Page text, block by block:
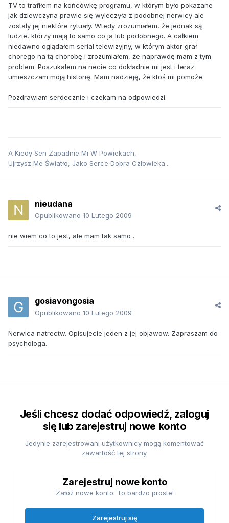
TV to trafiłem na końcówkę programu, w którym było pokazane
jak dziewczyna prawie się wyleczyła z podobnej nerwicy ale
zostały jej niektóre rytuały. Wtedy zrozumiałem, że jednak są
ludzie, którzy mają to samo co ja lub podobnego. A całkiem
niedawno oglądałem serial telewizyjny, w którym aktor grał
chorego na tą chorobę i zrozumiałem, że naprawdę mam z tym
problem. Poszukałem na necie co dokładnie mi jest i teraz
umieszczam moją historię. Mam nadzieję, że ktoś mi pomoże.
Pozdrawiam serdecznie i czekam na odpowiedzi.
A Kiedy Sen Zapadnie Mi W Powiekach,
Ujrzysz Me Światło, Jako Serce Dobra Człowieka...
nieudana
Opublikowano 10 Lutego 2009
nie wiem co to jest, ale mam tak samo .
gosiavongosia
Opublikowano 10 Lutego 2009
Nerwica natrectw. Opisujecie jeden z jej objawow. Zapraszam do
psychologa.
Jeśli chcesz dodać odpowiedź, zaloguj
się lub zarejestruj nowe konto
Jedynie zarejestrowani użytkownicy mogą komentować
zawartość tej strony.
Zarejestruj nowe konto
Załóż nowe konto. To bardzo proste!
Zarejestruj się